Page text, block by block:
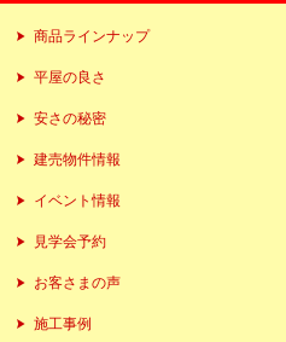
商品ラインナップ
平屋の良さ
安さの秘密
建売物件情報
イベント情報
見学会予約
お客さまの声
施工事例